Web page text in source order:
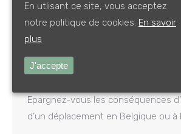
Assistance
Epargnez-vous les conséquences
d’un déplacement en Belgique ou à
En utlisant ce site, vous acceptez
notre politique de cookies. En savoir
plus
J'accepte